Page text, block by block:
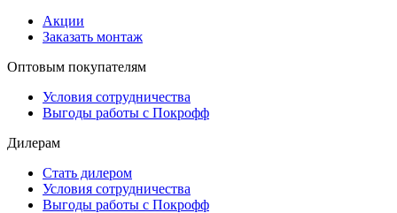
Акции
Заказать монтаж
Оптовым покупателям
Условия сотрудничества
Выгоды работы с Покрофф
Дилерам
Стать дилером
Условия сотрудничества
Выгоды работы с Покрофф